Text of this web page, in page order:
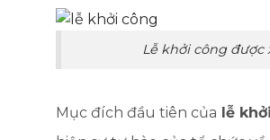
Lễ khởi công được
Mục đích đầu tiên của lễ